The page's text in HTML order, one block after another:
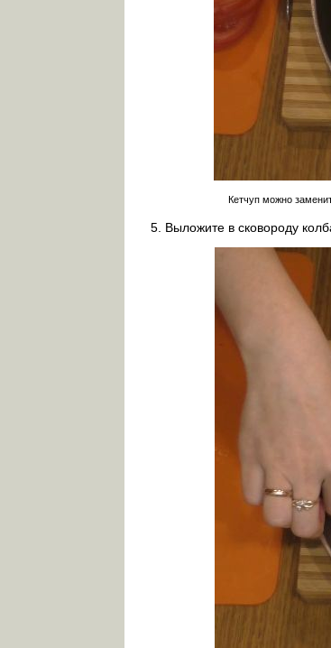
Кетчуп можно
Выложите в сковороду